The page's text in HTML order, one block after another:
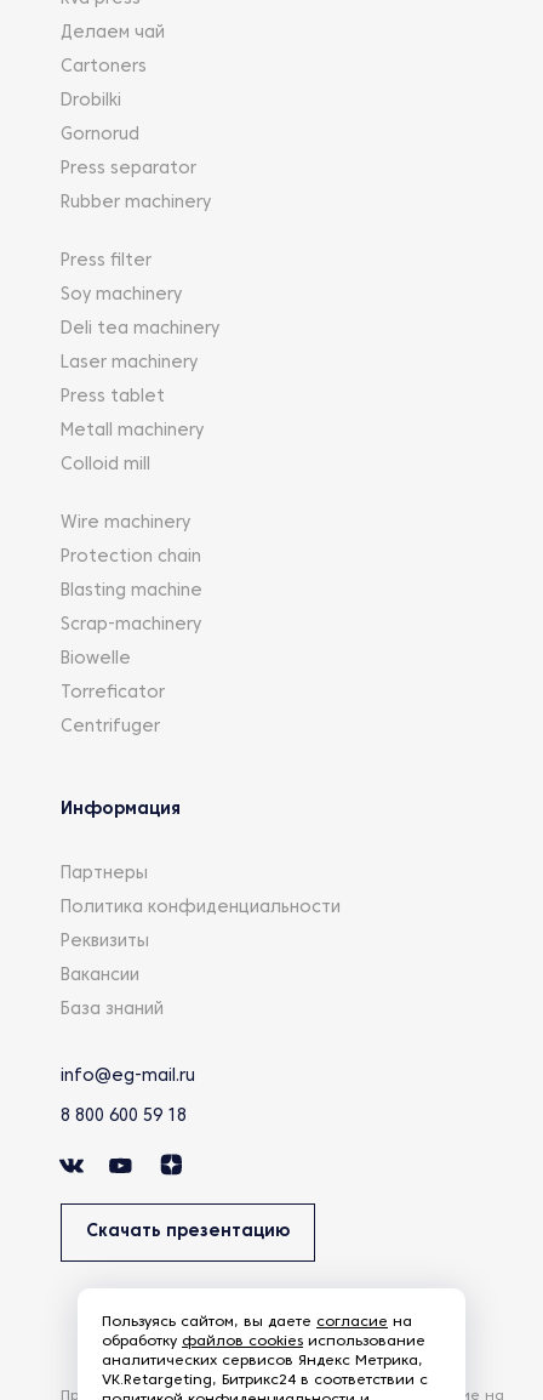
Делаем чай
Cartoners
Drobilki
Gornorud
Press separator
Rubber machinery
Press filter
Soy machinery
Deli tea machinery
Laser machinery
Press tablet
Metall machinery
Colloid mill
Wire machinery
Protection chain
Blasting machine
Scrap-machinery
Biowelle
Torreficator
Centrifuger
Информация
Партнеры
Политика конфиденциальности
Реквизиты
Вакансии
База знаний
info@eg-mail.ru
8 800 600 59 18
Скачать презентацию
Продолжая использовать наш сайт, вы даете согласие на
Пользуясь сайтом, вы даете согласие на
обработку файлов cookies использование
аналитических сервисов Яндекс Метрика,
VK.Retargeting, Битрикс24 в соответствии с